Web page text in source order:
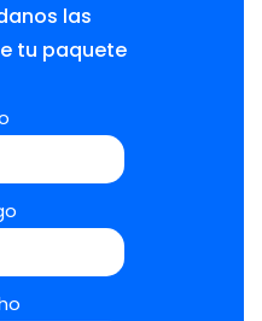
las
tu paquete